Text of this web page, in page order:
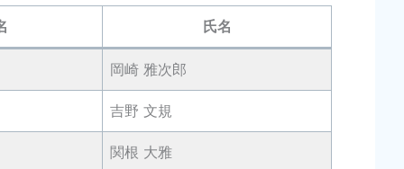
氏名
岡崎 雅次郎
吉野 文規
関根 大雅